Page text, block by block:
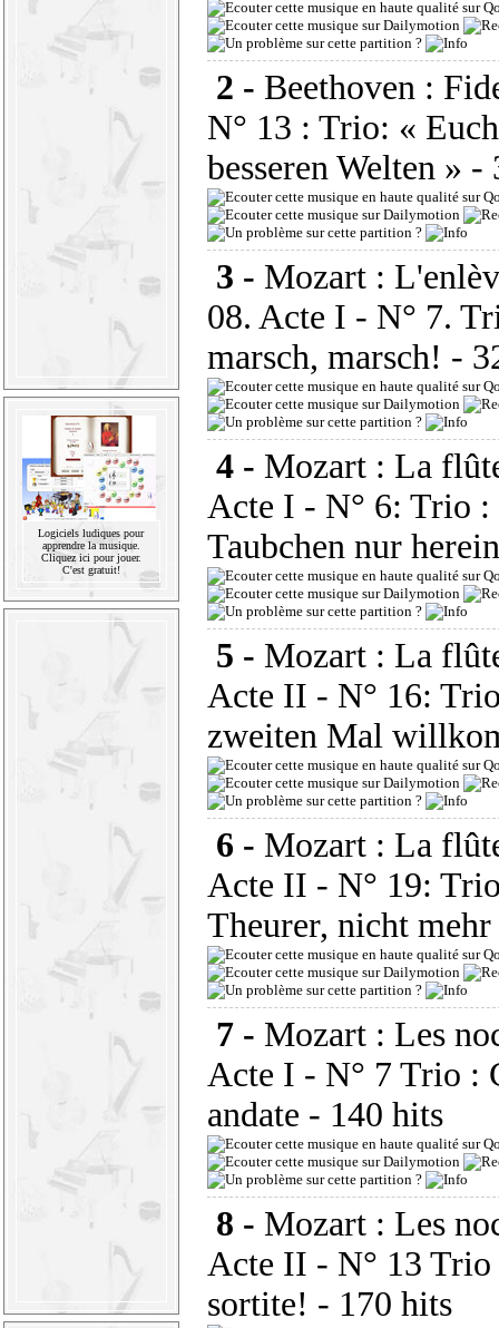
Logiciels ludiques pour
apprendre la musique.
Cliquez ici pour jouer.
C'est gratuit!
2 - Beethoven :
N° 13 : Trio: «
besseren Welten » -
3 - Mozart :
08. Acte I - N° 7.
marsch, marsch! -
4 - Mozart : La
Acte I - N° 6: Trio :
Taubchen nur
5 - Mozart : La
Acte II - N° 16:
zweiten Mal
6 - Mozart : La
Acte II - N° 19:
Theurer, nicht mehr
7 - Mozart : Les
Acte I - N° 7 Trio :
andate - 140 hits
8 - Mozart : Les
Acte II - N° 13 Trio
sortite! - 170 hits